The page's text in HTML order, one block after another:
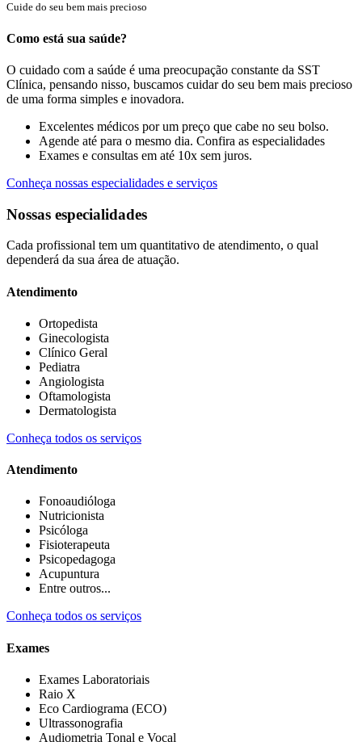
Cuide do seu bem mais precioso
Como está sua saúde?
O cuidado com a saúde é uma preocupação constante da SST
Clínica, pensando nisso, buscamos cuidar do seu bem mais precioso
de uma forma simples e inovadora.
Excelentes médicos por um preço que cabe no seu bolso.
Agende até para o mesmo dia. Confira as especialidades
Exames e consultas em até 10x sem juros.
Conheça nossas especialidades e serviços
Nossas especialidades
Cada profissional tem um quantitativo de atendimento, o qual
dependerá da sua área de atuação.
Atendimento
Ortopedista
Ginecologista
Clínico Geral
Pediatra
Angiologista
Oftamologista
Dermatologista
Conheça todos os serviços
Atendimento
Fonoaudióloga
Nutricionista
Psicóloga
Fisioterapeuta
Psicopedagoga
Acupuntura
Entre outros...
Conheça todos os serviços
Exames
Exames Laboratoriais
Raio X
Eco Cardiograma (ECO)
Ultrassonografia
Audiometria Tonal e Vocal